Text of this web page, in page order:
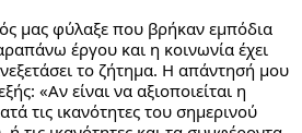
μας φύλαξε που βρήκαν εμπόδια
έργου και η κοινωνία έχει
το ζήτημα. Η απάντησή μου
«Αν είναι να αξιοποιείται η
τις ικανότητες του σημερινού